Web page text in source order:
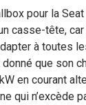
pour la
casse-tête,
à toutes
donné que son
en courant
qui n’excède